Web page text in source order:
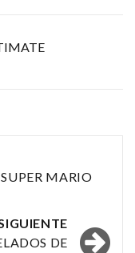
MARIO
DE